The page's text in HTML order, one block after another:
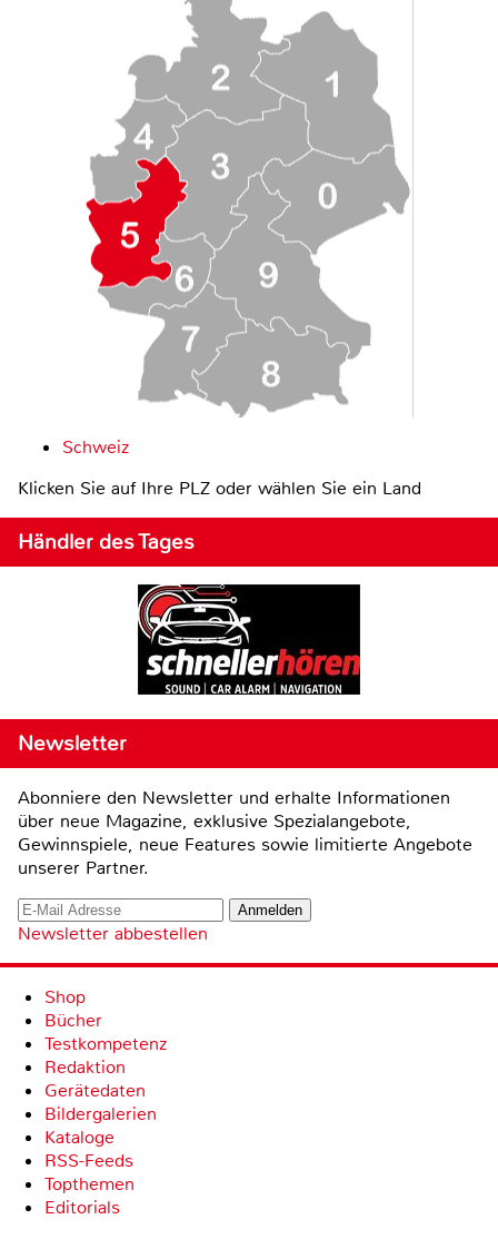
Schweiz
Klicken Sie auf Ihre PLZ oder wählen Sie ein Land
Händler des Tages
Newsletter
Abonniere den Newsletter und erhalte Informationen
über neue Magazine, exklusive Spezialangebote,
Gewinnspiele, neue Features sowie limitierte Angebote
unserer Partner.
Newsletter abbestellen
Shop
Bücher
Testkompetenz
Redaktion
Gerätedaten
Bildergalerien
Kataloge
RSS-Feeds
Topthemen
Editorials